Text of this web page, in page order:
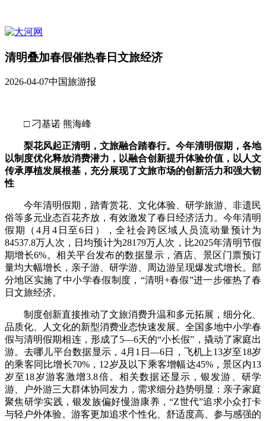
清明叠加春假催热春日文旅经济
2026-04-07中国旅游报
□ 刁基诺 熊海峰
梨花风起正清明，文旅融合踏春行。今年清明假期，各地
以制度优化释放消费潜力，以融合创新提升体验价值，以人文
传承厚植发展根基，充分展现了文旅市场的创新活力和强大韧
性
今年清明假期，踏青赏花、文化体验、研学旅游、非遗民
俗等多元业态百花齐放，有效激发了春日经济活力。今年清明
假期（4月4日至6日），全社会跨区域人员流动量预计为
84537.8万人次，日均预计为28179万人次，比2025年清明节假
期增长6%。相关平台发布的数据显示，酒店、景区门票预订
量均大幅增长，亲子游、研学游、周边游呈现爆发式增长。部
分地区实施了中小学春假制度，“清明+春假”进一步催热了春
日文旅经济。
制度创新直接推动了文旅消费升温和多元拓展，细分化、
品质化、人文化的新型消费业态快速发展。全国多地中小学春
假与清明假期相连，形成了5—6天的“小长假”，撬动了家庭出
游。去哪儿平台数据显示，4月1日—6日，飞机上13岁至18岁
的乘客同比增长70%，12岁及以下乘客增幅达45%，景区内13
岁至18岁游客激增3.8倍。相关数据还显示，银发游、研学
游、户外游三大群体协同发力，需求细分趋势明显：亲子家庭
聚焦研学实践，银发族偏好慢游康养，“Z世代”追求小众打卡
与轻户外体验。游客更加追求个性化、舒适度高、参与感强的